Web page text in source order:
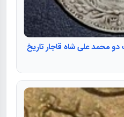
محمد علی شاه قاجار تاریخ